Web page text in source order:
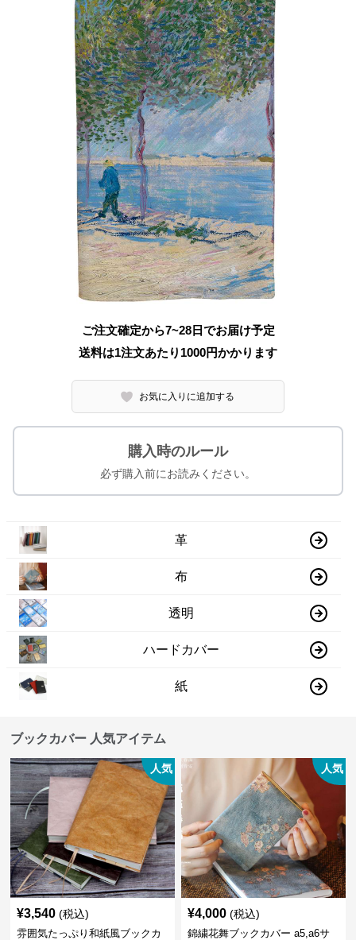
ご注文確定から7~28日でお届け予定
送料は1注文あたり 1000円かかります
お気に入りに追加する
購入時のルール
必ず購入前にお読みください。
革
布
透明
ハードカバー
紙
ブックカバー 人気アイテム
人気
¥3,540 (税込)
雰囲気たっぷり和紙風ブックカ
人気
¥4,000 (税込)
錦繍花舞ブックカバー a5,a6サ